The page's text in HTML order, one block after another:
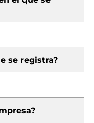
se registra?